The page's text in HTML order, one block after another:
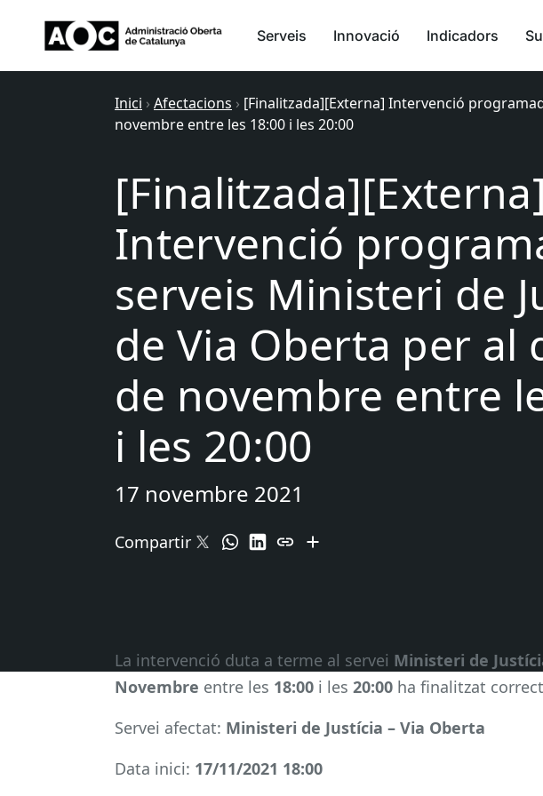
Serveis Innovació Indicadors
Inici › Afectacions › [Finalitzada][Externa] Intervenció
novembre entre les 18:00 i les 20:00
[Finalitzada][Externa]
Intervenció
serveis Ministeri de
de Via Oberta per al
de novembre entre
i les 20:00
17 novembre 2021
Compartir
La intervenció duta a terme al servei Ministeri de
Novembre entre les 18:00 i les 20:00 ha finalitzat
Servei afectat: Ministeri de Justícia – Via Oberta
Data inici: 17/11/2021 18:00